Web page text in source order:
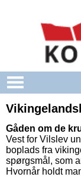
Gåden om de
Vest for Vilslev
boplads fra
spørgsmål, som
Hvornår holdt